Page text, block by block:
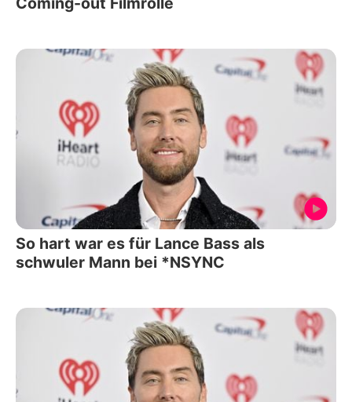
So hart war es für Lance Bass als
schwuler Mann bei *NSYNC